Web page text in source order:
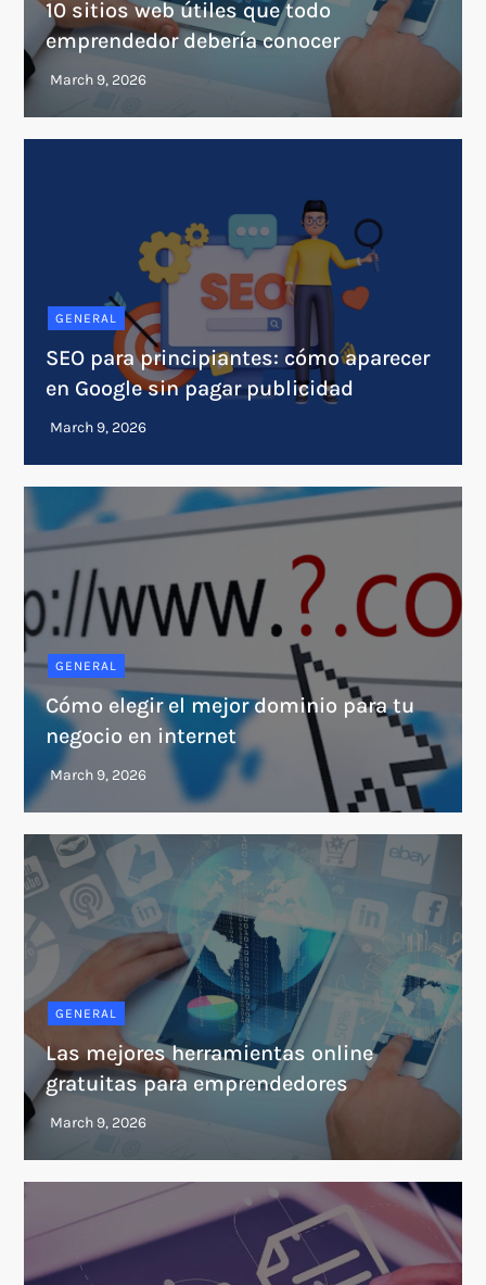
10 sitios web útiles que todo
emprendedor debería conocer
GENERAL
SEO para principiantes: cómo aparecer
en Google sin pagar publicidad
GENERAL
Cómo elegir el mejor dominio para tu
negocio en internet
GENERAL
Las mejores herramientas online
gratuitas para emprendedores